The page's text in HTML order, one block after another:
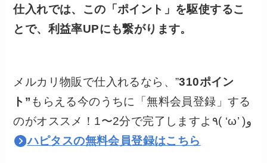
仕入れでは、この「ポイント」を駆使するこ
とで、利益率UPにも繋がります。
メルカリ物販で仕入れるなら、”310ポイン
ト” もらえる今のうちに「無料会員登録」する
のがオススメ！1〜2分で完了しますよ٩( ‘ω’ )و
ハピタスの無料会員登録はこちら